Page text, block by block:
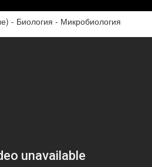
- Биология - Микробиология